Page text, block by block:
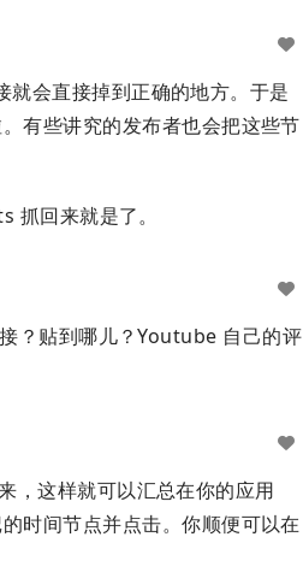
会直接掉到正确的地方。于是
有些讲究的发布者也会把这些节
回来就是了。
？贴到哪儿？Youtube 自己的评
，这样就可以汇总在你的应用
时间节点并点击。你顺便可以在